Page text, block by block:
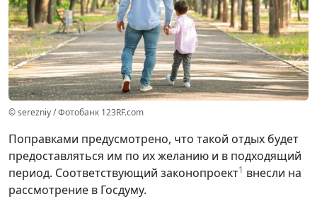
© serezniy / Фотобанк 123RF.com
Поправками предусмотрено, что такой отдых будет
предоставляться им по их желанию и в подходящий
период. Соответствующий законопроект1 внесли на
рассмотрение в Госдуму.